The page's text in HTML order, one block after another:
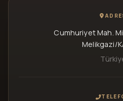
Cumhuriyet Mah.
Melikgazi/